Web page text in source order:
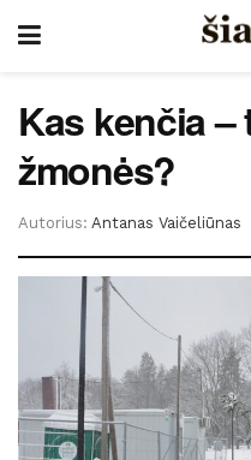
Kas kenčia –
žmonės?
Autorius: Antanas Vaičeliūnas